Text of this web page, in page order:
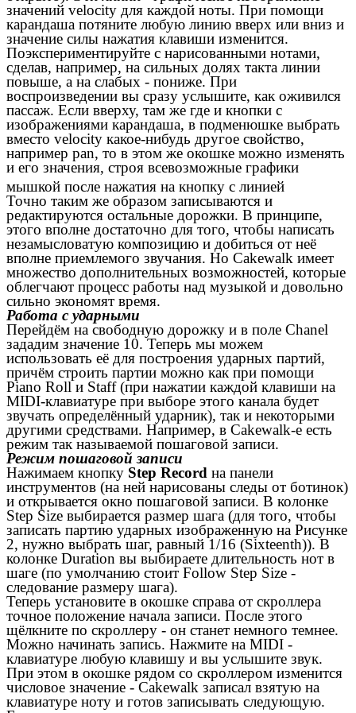
значений velocity для каждой ноты. При помощи
карандаша потяните любую линию вверх или вниз и
значение силы нажатия клавиши изменится.
Поэкспериментируйте с нарисованными нотами,
сделав, например, на сильных долях такта линии
повыше, а на слабых - пониже. При
воспроизведении вы сразу услышите, как оживился
пассаж. Если вверху, там же где и кнопки с
изображениями карандаша, в подменюшке выбрать
вместо velocity какое-нибудь другое свойство,
например pan, то в этом же окошке можно изменять
и его значения, строя всевозможные графики
мышкой после нажатия на кнопку с линией
Точно таким же образом записываются и
редактируются остальные дорожки. В принципе,
этого вполне достаточно для того, чтобы написать
незамысловатую композицию и добиться от неё
вполне приемлемого звучания. Но Cakewalk имеет
множество дополнительных возможностей, которые
облегчают процесс работы над музыкой и довольно
сильно экономят время.
Работа с ударными
Перейдём на свободную дорожку и в поле Chanel
зададим значение 10. Теперь мы можем
использовать её для построения ударных партий,
причём строить партии можно как при помощи
Piano Roll и Staff (при нажатии каждой клавиши на
MIDI-клавиатуре при выборе этого канала будет
звучать определённый ударник), так и некоторыми
другими средствами. Например, в Cakewalk-е есть
режим так называемой пошаговой записи.
Режим пошаговой записи
Нажимаем кнопку Step Record на панели
инструментов (на ней нарисованы следы от ботинок)
и открывается окно пошаговой записи. В колонке
Step Size выбирается размер шага (для того, чтобы
записать партию ударных изображенную на Рисунке
2, нужно выбрать шаг, равный 1/16 (Sixteenth)). В
колонке Duration вы выбираете длительность нот в
шаге (по умолчанию стоит Follow Step Size -
следование размеру шага).
Теперь установите в окошке справа от скроллера
точное положение начала записи. После этого
щёлкните по скроллеру - он станет немного темнее.
Можно начинать запись. Нажмите на MIDI -
клавиатуре любую клавишу и вы услышите звук.
При этом в окошке рядом со скроллером изменится
числовое значение - Cakewalk записал взятую на
клавиатуре ноту и готов записывать следующую.